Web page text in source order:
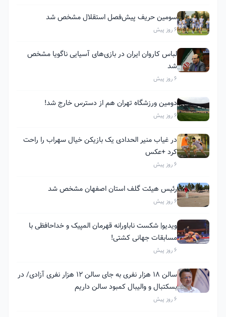
سومین حریف پیش‌فصل استقلال مشخص شد
6 روز پیش
لباس کاروان ایران در بازی‌های آسیایی ناگویا مشخص
شد
6 روز پیش
دومین ورزشگاه تهران هم از دسترس خارج شد!
6 روز پیش
در غیاب منیر الحدادی یک بازیکن خیال سهراب را راحت
کرد +عکس
6 روز پیش
رئیس هیئت گلف استان اصفهان مشخص شد
6 روز پیش
ویدیو| شکست ناباورانه قهرمان المپیک و خداحافظی با
مسابقات جهانی کشتی!
6 روز پیش
سالن ۱۸ هزار نفری به جای سالن ۱۲ هزار نفری آزادی/ در
بسکتبال و والیبال کمبود سالن داریم
6 روز پیش